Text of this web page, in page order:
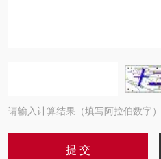
请输入计算结果（填写阿拉伯数字